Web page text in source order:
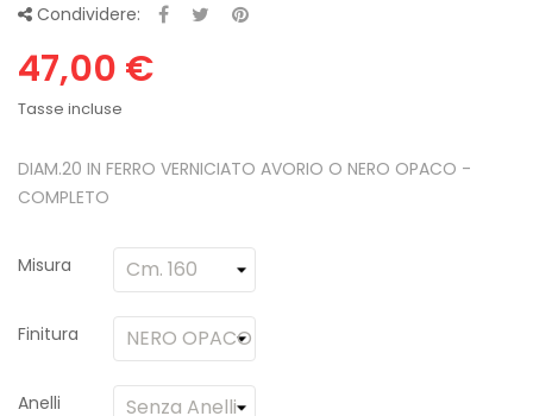
Condividere:
47,00 €
Tasse incluse
DIAM.20 IN FERRO VERNICIATO AVORIO O NERO OPACO -
COMPLETO
Misura
Finitura
Anelli